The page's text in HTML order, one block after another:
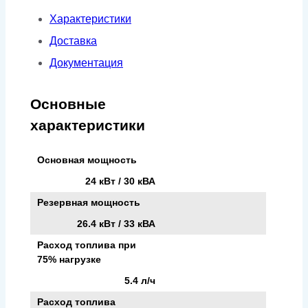
Характеристики
Доставка
Документация
Основные
характеристики
Основная мощность
24 кВт / 30 кВА
Резервная мощность
26.4 кВт / 33 кВА
Расход топлива при
75% нагрузке
5.4 л/ч
Расход топлива